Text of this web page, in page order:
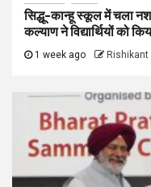
सिद्धू-कान्हू स्कूल में चला
कल्याण ने विद्यार्थियों को
1 week ago Rishikant